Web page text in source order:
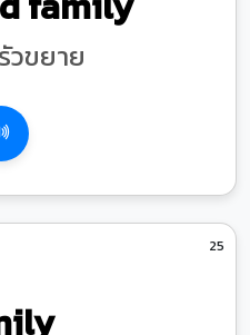
วขยาย
25